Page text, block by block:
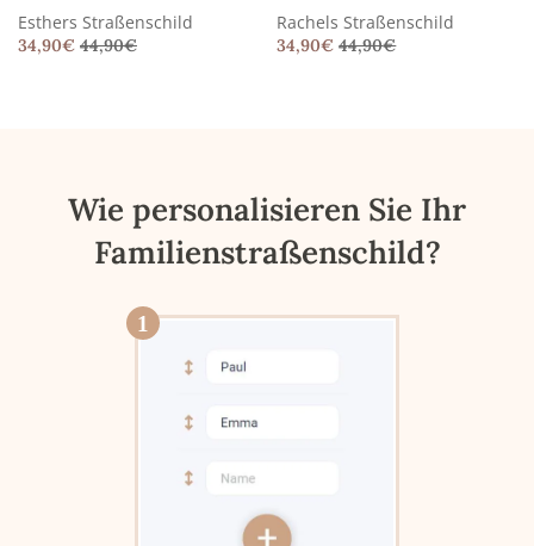
Esthers Straßenschild
34,90€ 44,90€
Rachels Straßenschild
34,90€ 44,90€
Wie personalisieren Sie Ihr
Familienstraßenschild?
1